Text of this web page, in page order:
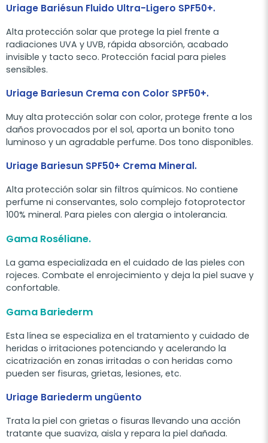
Uriage Bariésun Fluido Ultra-Ligero SPF50+.
Alta protección solar que protege la piel frente a
radiaciones UVA y UVB, rápida absorción, acabado
invisible y tacto seco. Protección facial para pieles
sensibles.
Uriage Bariesun Crema con Color SPF50+.
Muy alta protección solar con color, protege frente a los
daños provocados por el sol, aporta un bonito tono
luminoso y un agradable perfume. Dos tono disponibles.
Uriage Bariesun SPF50+ Crema Mineral.
Alta protección solar sin filtros químicos. No contiene
perfume ni conservantes, solo complejo fotoprotector
100% mineral. Para pieles con alergia o intolerancia.
Gama Roséliane.
La gama especializada en el cuidado de las pieles con
rojeces. Combate el enrojecimiento y deja la piel suave y
confortable.
Gama Bariederm
Esta línea se especializa en el tratamiento y cuidado de
heridas o irritaciones potenciando y acelerando la
cicatrización en zonas irritadas o con heridas como
pueden ser fisuras, grietas, lesiones, etc.
Uriage Bariederm ungüento
Trata la piel con grietas o fisuras llevando una acción
tratante que suaviza, aisla y repara la piel dañada.